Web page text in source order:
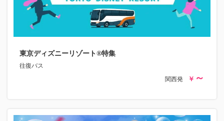
東京ディズニーリゾート®特集
往復バス
関西発